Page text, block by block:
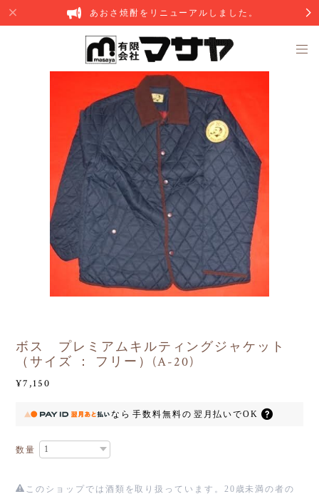
あおさ焼酎をリニューアルしました。
ボス プレミアムキルティングジャケット
（サイズ ： フリー）(A-20)
¥7,150
なら 手数料無料の 翌月払いでOK
数量
このショップでは酒類を取り扱っています。20歳未満の者の